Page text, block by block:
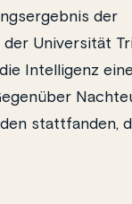
der
Universität
Intelligenz
stattfanden,